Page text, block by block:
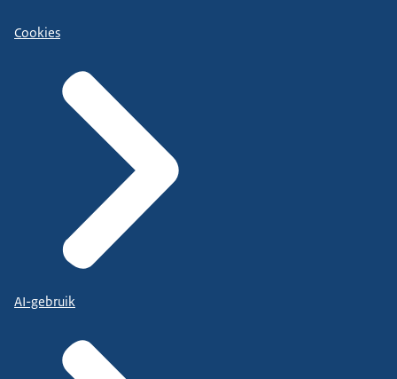
Cookies
AI-gebruik